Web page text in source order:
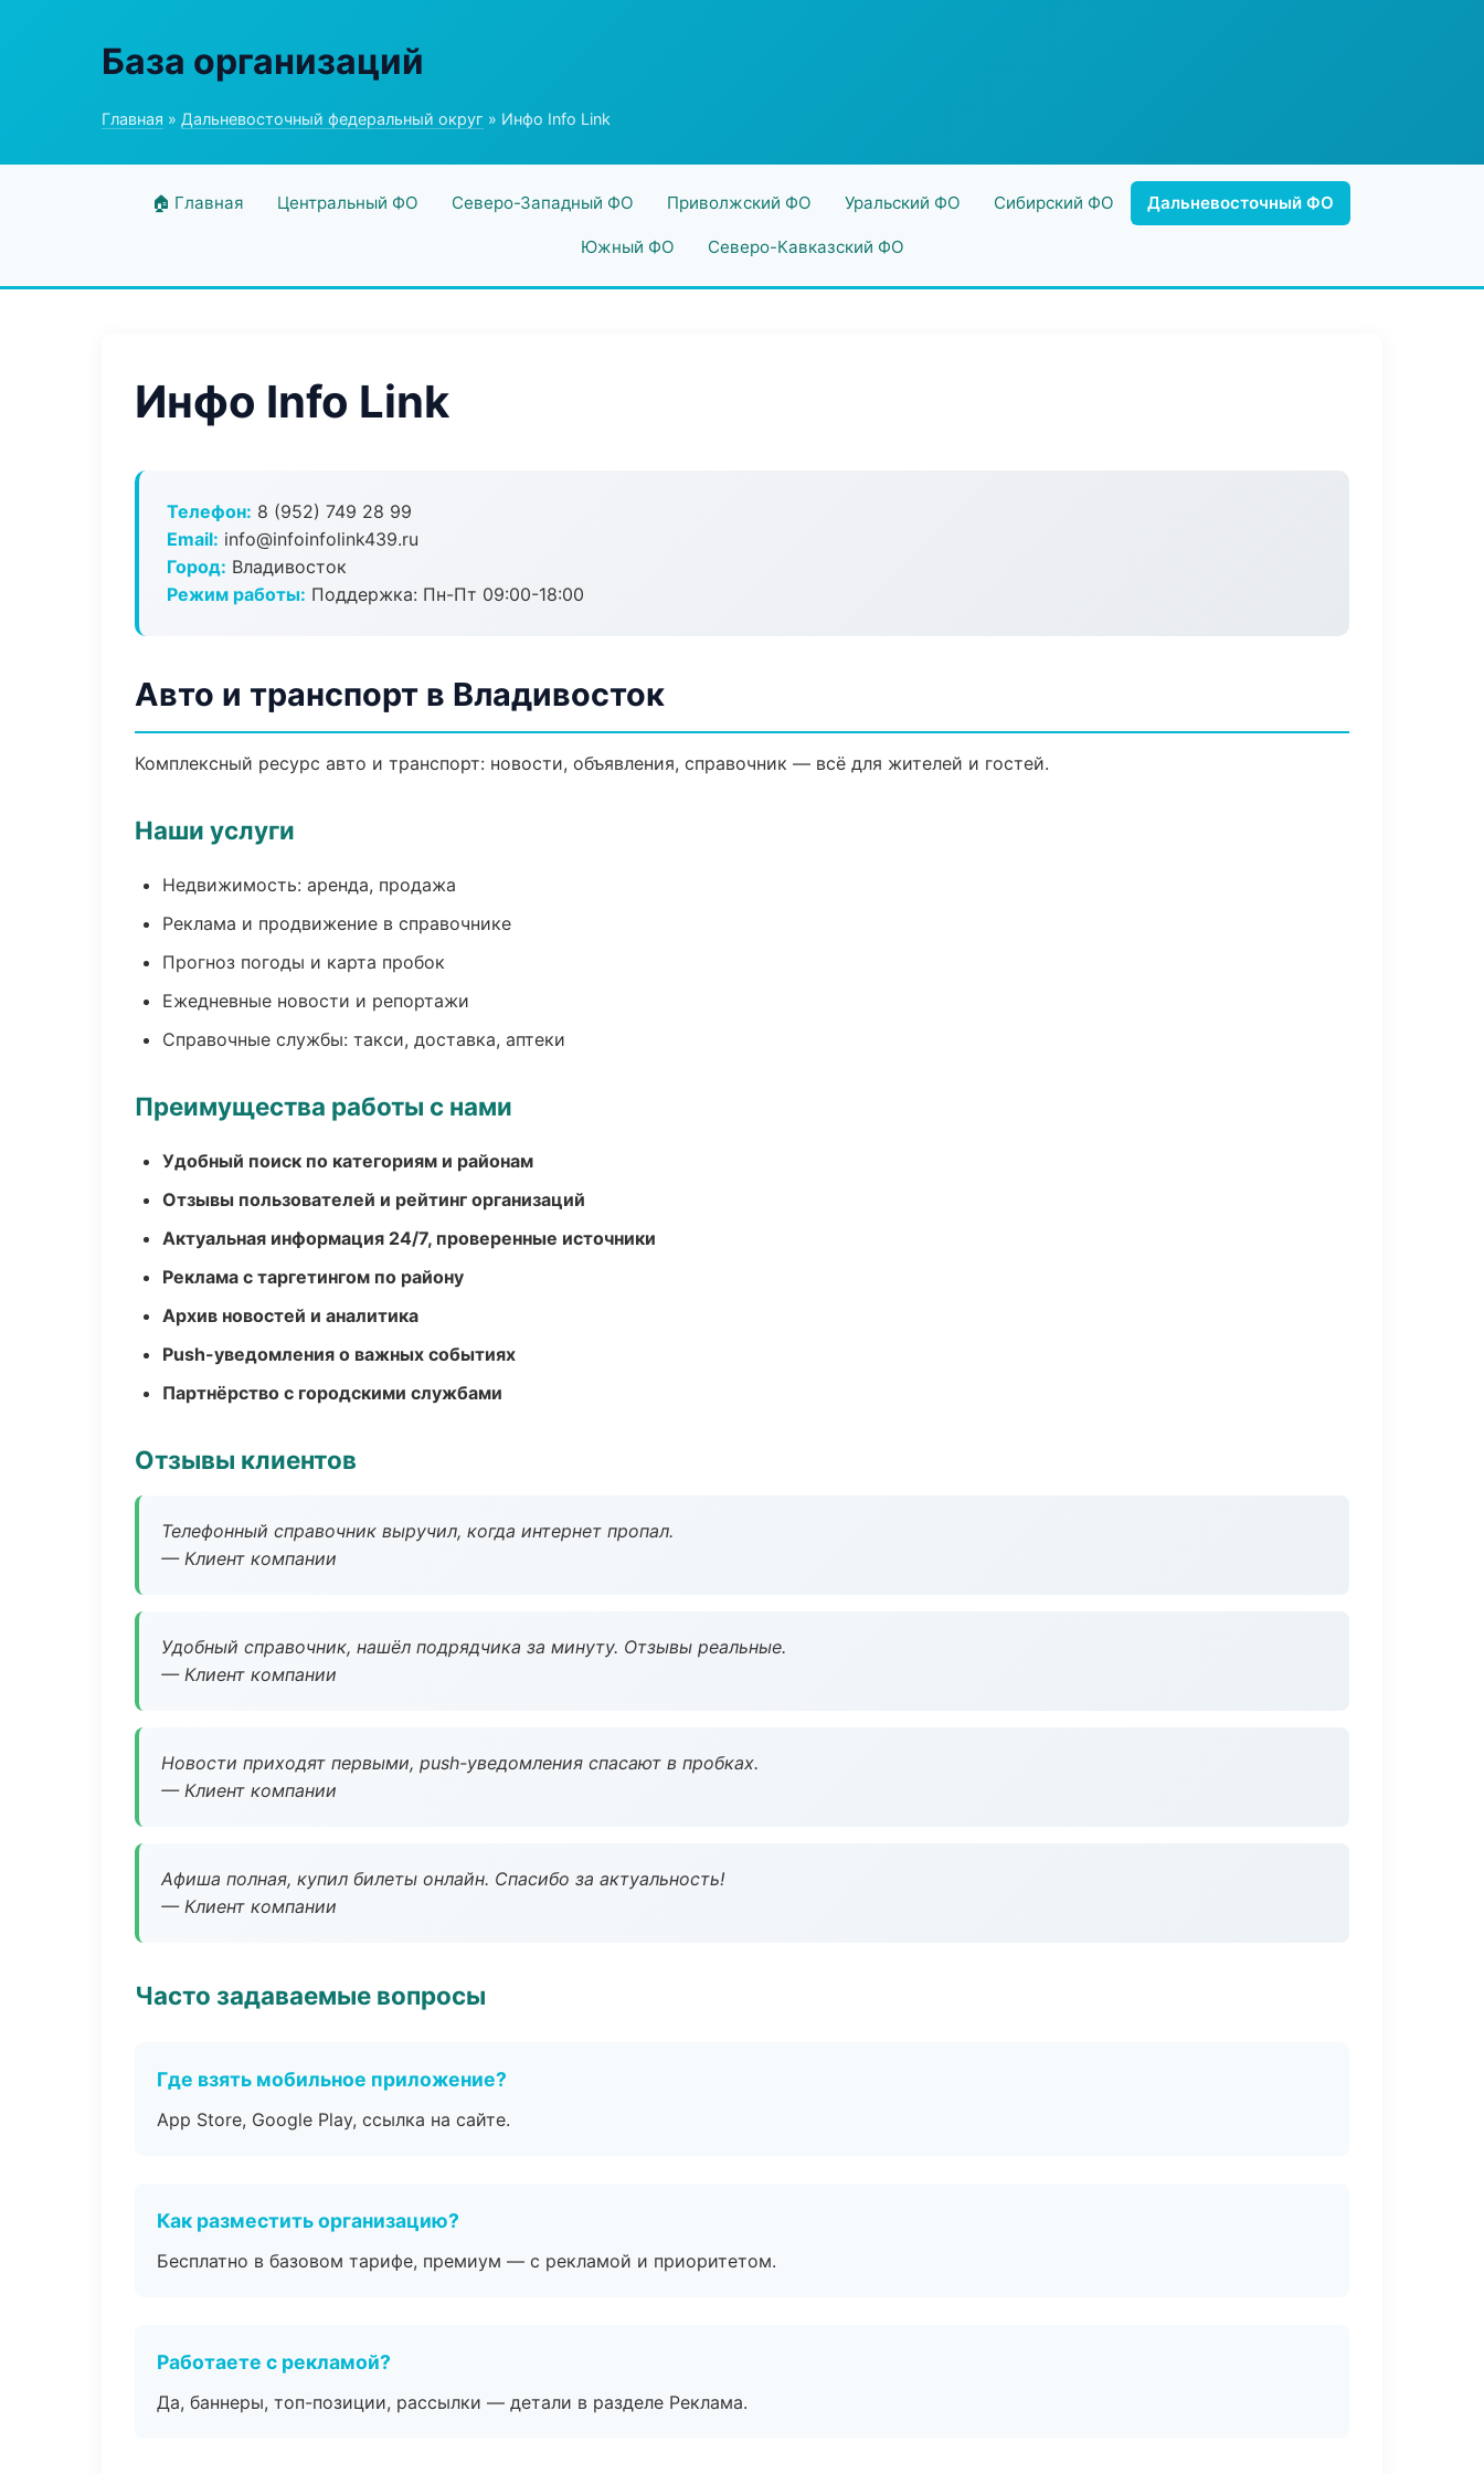
База организаций
Главная » Дальневосточный федеральный округ » Инфо Info Link
🏠 Главная Центральный ФО Северо-Западный ФО Приволжский ФО Уральский ФО Сибирский ФО Дальневосточный ФО
Южный ФО Северо-Кавказский ФО
Инфо Info Link
Телефон: 8 (952) 749 28 99
Email: info@infoinfolink439.ru
Город: Владивосток
Режим работы: Поддержка: Пн-Пт 09:00-18:00
Авто и транспорт в Владивосток
Комплексный ресурс авто и транспорт: новости, объявления, справочник — всё для жителей и гостей.
Наши услуги
Недвижимость: аренда, продажа
Реклама и продвижение в справочнике
Прогноз погоды и карта пробок
Ежедневные новости и репортажи
Справочные службы: такси, доставка, аптеки
Преимущества работы с нами
Удобный поиск по категориям и районам
Отзывы пользователей и рейтинг организаций
Актуальная информация 24/7, проверенные источники
Реклама с таргетингом по району
Архив новостей и аналитика
Push-уведомления о важных событиях
Партнёрство с городскими службами
Отзывы клиентов
Телефонный справочник выручил, когда интернет пропал.
— Клиент компании
Удобный справочник, нашёл подрядчика за минуту. Отзывы реальные.
— Клиент компании
Новости приходят первыми, push-уведомления спасают в пробках.
— Клиент компании
Афиша полная, купил билеты онлайн. Спасибо за актуальность!
— Клиент компании
Часто задаваемые вопросы
Где взять мобильное приложение?
App Store, Google Play, ссылка на сайте.
Как разместить организацию?
Бесплатно в базовом тарифе, премиум — с рекламой и приоритетом.
Работаете с рекламой?
Да, баннеры, топ-позиции, рассылки — детали в разделе Реклама.